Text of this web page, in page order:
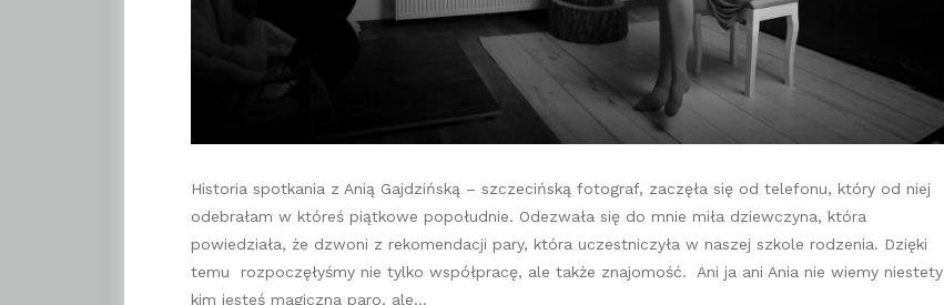
Historia spotkania z Anią Gajdzińską – szczecińską fotograf, zaczęła się od telefonu, który od niej
odebrałam w któreś piątkowe popołudnie. Odezwała się do mnie miła dziewczyna, która
powiedziała, że dzwoni z rekomendacji pary, która uczestniczyła w naszej szkole rodzenia. Dzięki
temu rozpoczęłyśmy nie tylko współpracę, ale także znajomość. Ani ja ani Ania nie wiemy niestety
kim jesteś magiczna paro, ale…